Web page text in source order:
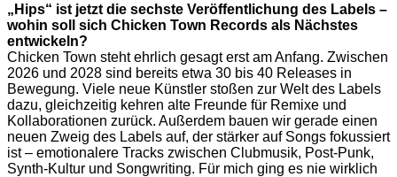
„Hips“ ist jetzt die sechste Veröffentlichung des Labels –
wohin soll sich Chicken Town Records als Nächstes
entwickeln?
Chicken Town steht ehrlich gesagt erst am Anfang. Zwischen
2026 und 2028 sind bereits etwa 30 bis 40 Releases in
Bewegung. Viele neue Künstler stoßen zur Welt des Labels
dazu, gleichzeitig kehren alte Freunde für Remixe und
Kollaborationen zurück. Außerdem bauen wir gerade einen
neuen Zweig des Labels auf, der stärker auf Songs fokussiert
ist – emotionalere Tracks zwischen Clubmusik, Post-Punk,
Synth-Kultur und Songwriting. Für mich ging es nie wirklich